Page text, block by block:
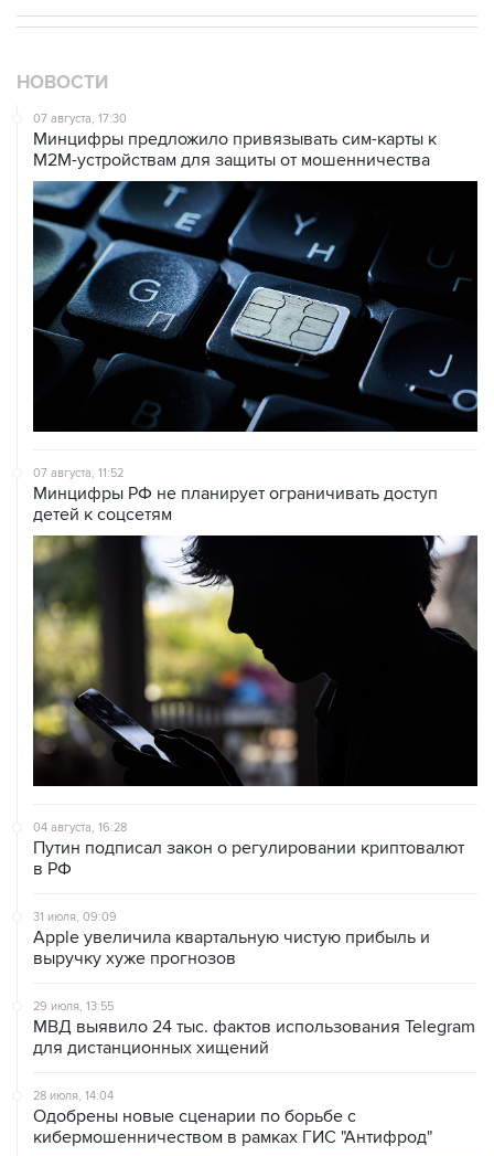
НОВОСТИ
07 августа, 17:30
Минцифры предложило привязывать сим-карты к
M2M-устройствам для защиты от мошенничества
07 августа, 11:52
Минцифры РФ не планирует ограничивать доступ
детей к соцсетям
04 августа, 16:28
Путин подписал закон о регулировании криптовалют
в РФ
31 июля, 09:09
Аpple увеличила квартальную чистую прибыль и
выручку хуже прогнозов
29 июля, 13:55
МВД выявило 24 тыс. фактов использования Telegram
для дистанционных хищений
28 июля, 14:04
Одобрены новые сценарии по борьбе с
кибермошенничеством в рамках ГИС "Антифрод"